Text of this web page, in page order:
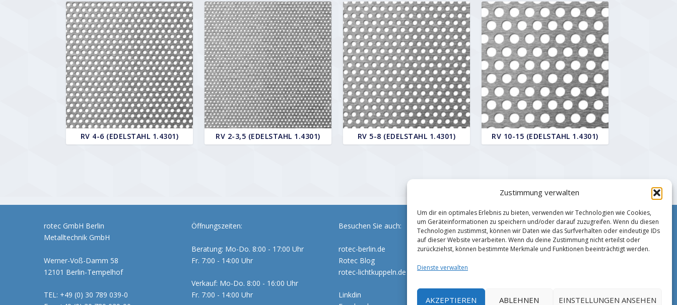
Zustimmung verwalten
Um dir ein optimales Erlebnis zu bieten, verwenden wir Technologien wie Cookies,
um Geräteinformationen zu speichern und/oder darauf zuzugreifen. Wenn du diesen
Technologien zustimmst, können wir Daten wie das Surfverhalten oder eindeutige IDs
auf dieser Website verarbeiten. Wenn du deine Zustimmung nicht erteilst oder
zurückziehst, können bestimmte Merkmale und Funktionen beeinträchtigt werden.
Dienste verwalten
AKZEPTIEREN ABLEHNEN EINSTELLUNGEN ANSEHEN
RV 4-6 (EDELSTAHL 1.4301) RV 2-3,5 (EDELSTAHL 1.4301) RV 5-8 (EDELSTAHL 1.4301) RV 10-15 (EDELSTAHL 1.4301)
rotec GmbH Berlin
Metalltechnik GmbH
Werner-Voß-Damm 58
12101 Berlin-Tempelhof
TEL: +49 (0) 30 789 039-0
Öffnungszeiten:
Beratung: Mo-Do. 8:00 - 17:00 Uhr
Fr. 7:00 - 14:00 Uhr
Verkauf: Mo-Do. 8:00 - 16:00 Uhr
Fr. 7:00 - 14:00 Uhr
Besuchen Sie auch:
rotec-berlin.de
Rotec Blog
rotec-lichtkuppeln.de
Linkdin
Impressum
Zahlungsmethoden
Datenschutz